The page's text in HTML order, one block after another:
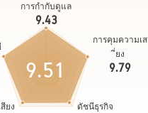
การกำกับดูแล
9.43
ยง ดัชนีธุรกิจ
การคุมความเส
ี่ยง
9.79
9.51